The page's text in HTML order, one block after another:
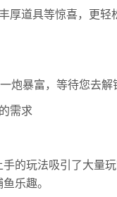
厚道具等惊喜，更
炮暴富，等待您去解
需求
的玩法吸引了大量
乐趣。